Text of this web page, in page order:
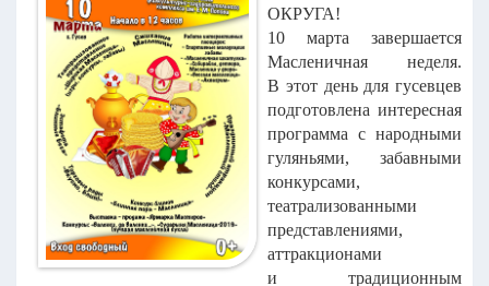
ОКРУГА!
10 марта завершается
Масленичная неделя.
В этот день для гусевцев
подготовлена интересная
программа с народными
гуляньями, забавными
конкурсами,
театрализованными
представлениями,
аттракционами
и традиционным